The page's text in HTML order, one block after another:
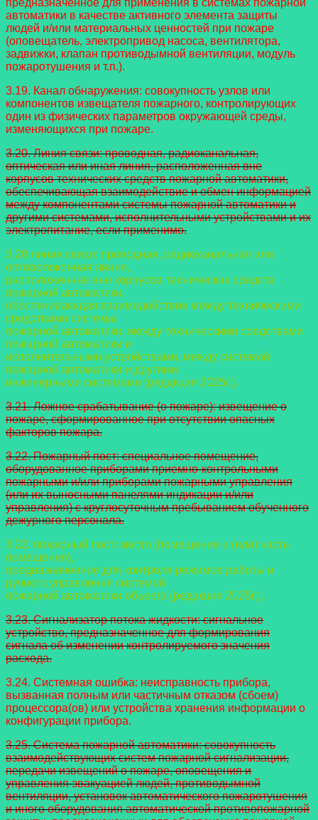
автоматики в качестве активного элемента защиты
людей и/или материальных ценностей при пожаре
(оповещатель, электропривод насоса, вентилятора,
задвижки, клапан противодымной вентиляции, модуль
пожаротушения и т.п.).
3.19. Канал обнаружения: совокупность узлов или
компонентов извещателя пожарного, контролирующих
один из физических параметров окружающей среды,
изменяющихся при пожаре.
3.20. Линия связи: проводная, радиоканальная,
оптическая или иная линия, расположенная вне
корпусов технических средств пожарной автоматики,
обеспечивающая взаимодействие и обмен информацией
между компонентами системы пожарной автоматики и
другими системами, исполнительными устройствами и их
электропитание, если применимо.
3.20 линия связи: проводная, радиоканальная или
оптоволоконная линия,
расположенная вне корпусов технических средств
пожарной автоматики,
обеспечивающая взаимодействие между техническими
средствами системы
пожарной автоматики, между техническими средствами
пожарной автоматики и
исполнительными устройствами, между системой
пожарной автоматики и другими
инженерными системами (редакция 2025г.).
3.21. Ложное срабатывание (о пожаре): извещение о
пожаре,сформированное при отсутствии опасных
факторов пожара.
3.22. Пожарный пост: специальное помещение,
оборудованное приборами приемно-контрольными
пожарными и/или приборами пожарными управления
(или их выносными панелями индикации и/или
управления) с круглосуточным пребыванием обученного
дежурного персонала.
3.22. пожарный пост: место (помещение и (или) часть
помещения),
предназначенное для контроля режимов работы и
ручного управления системой
пожарной автоматики объекта (редакция 2025г.).
3.23. Сигнализатор потока жидкости: сигнальное
устройство,предназначенное для формирования
сигнала об изменении контролируемого значения
расхода.
3.24. Системная ошибка: неисправность прибора,
вызванная полным или частичным отказом (сбоем)
процессора(ов) или устройства хранения информации о
конфигурации прибора.
3.25. Система пожарной автоматики: совокупность
взаимодействующих систем пожарной сигнализации,
передачи извещений о пожаре, оповещения и
управления эвакуацией людей, противодымной
вентиляции, установокавтоматического пожаротушения
и иного оборудования автоматической противопожарной